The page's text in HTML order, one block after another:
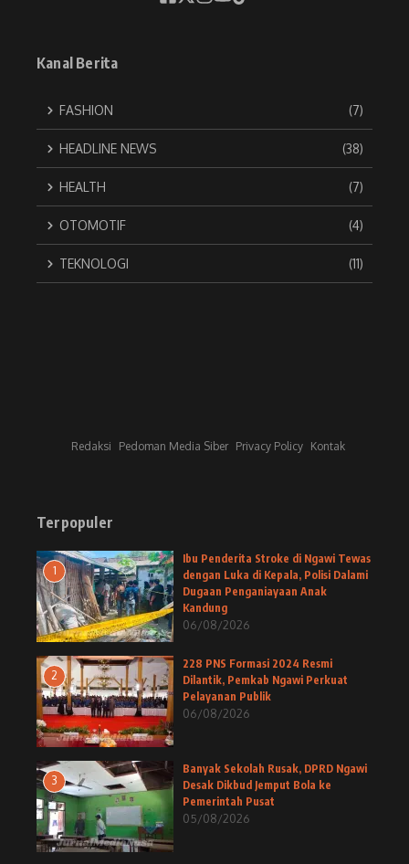
Kanal Berita
FASHION (7)
HEADLINE NEWS (38)
HEALTH (7)
OTOMOTIF (4)
TEKNOLOGI (11)
Redaksi Pedoman Media Siber Privacy Policy Kontak
Terpopuler
1
Ibu Penderita Stroke di Ngawi Tewas
dengan Luka di Kepala, Polisi Dalami
Dugaan Penganiayaan Anak
Kandung
06/08/2026
2
228 PNS Formasi 2024 Resmi
Dilantik, Pemkab Ngawi Perkuat
Pelayanan Publik
06/08/2026
3
Banyak Sekolah Rusak, DPRD Ngawi
Desak Dikbud Jemput Bola ke
Pemerintah Pusat
05/08/2026